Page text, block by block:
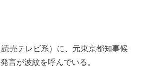
売テレビ系）に、元東京都知事候
言が波紋を呼んでいる。